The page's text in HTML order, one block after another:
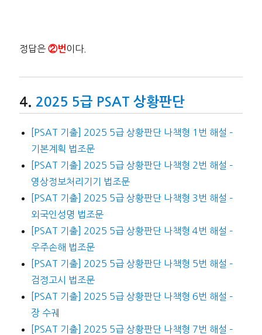
정답은②번 이다.
2025 5급 PSAT 상황판단
[PSAT 기출] 2025 5급 상황판단 나책형 1번 해설 –
기본계획 법조문
[PSAT 기출] 2025 5급 상황판단 나책형 2번 해설 –
영상정보처리기기 법조문
[PSAT 기출] 2025 5급 상황판단 나책형 3번 해설 –
외국인성명 법조문
[PSAT 기출] 2025 5급 상황판단 나책형 4번 해설 –
우주손해 법조문
[PSAT 기출] 2025 5급 상황판단 나책형 5번 해설 –
검정고시 법조문
[PSAT 기출] 2025 5급 상황판단 나책형 6번 해설 –
장 수궤
[PSAT 기출] 2025 5급 상황판단 나책형 7번 해설 –